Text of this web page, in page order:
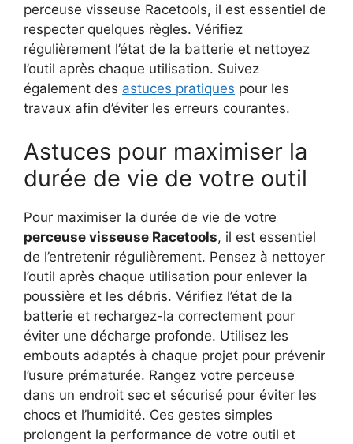
perceuse visseuse Racetools, il est essentiel de
respecter quelques règles. Vérifiez
régulièrement l’état de la batterie et nettoyez
l’outil après chaque utilisation. Suivez
également des astuces pratiques pour les
travaux afin d’éviter les erreurs courantes.
Astuces pour maximiser la
durée de vie de votre outil
Pour maximiser la durée de vie de votre
perceuse visseuse Racetools, il est essentiel
de l’entretenir régulièrement. Pensez à nettoyer
l’outil après chaque utilisation pour enlever la
poussière et les débris. Vérifiez l’état de la
batterie et rechargez-la correctement pour
éviter une décharge profonde. Utilisez les
embouts adaptés à chaque projet pour prévenir
l’usure prématurée. Rangez votre perceuse
dans un endroit sec et sécurisé pour éviter les
chocs et l’humidité. Ces gestes simples
prolongent la performance de votre outil et